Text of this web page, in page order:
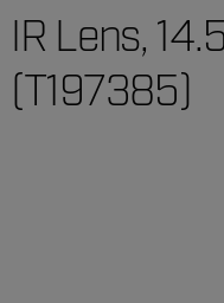
IR Lens,
(T197385)